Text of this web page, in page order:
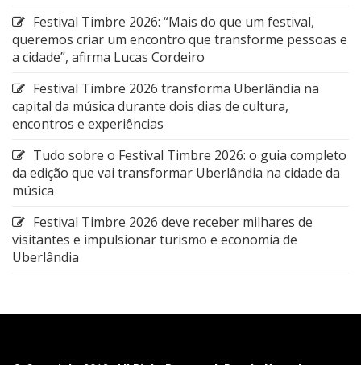
Festival Timbre 2026: “Mais do que um festival,
queremos criar um encontro que transforme pessoas e
a cidade”, afirma Lucas Cordeiro
Festival Timbre 2026 transforma Uberlândia na
capital da música durante dois dias de cultura,
encontros e experiências
Tudo sobre o Festival Timbre 2026: o guia completo
da edição que vai transformar Uberlândia na cidade da
música
Festival Timbre 2026 deve receber milhares de
visitantes e impulsionar turismo e economia de
Uberlândia